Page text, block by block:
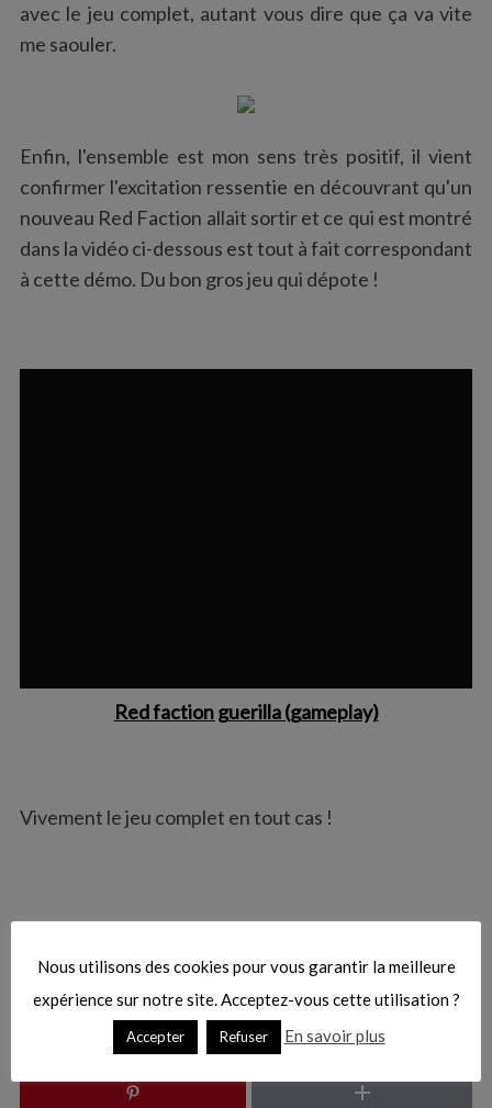
avec le jeu complet, autant vous dire que ça va vite
me saouler.
Enfin, l'ensemble est mon sens très positif, il vient
confirmer l'excitation ressentie en découvrant qu'un
nouveau Red Faction allait sortir et ce qui est montré
dans la vidéo ci-dessous est tout à fait correspondant
à cette démo. Du bon gros jeu qui dépote !
Red faction guerilla (gameplay)
Vivement le jeu complet en tout cas !
Nous utilisons des cookies pour vous garantir la meilleure
expérience sur notre site. Acceptez-vous cette utilisation ?
Accepter Refuser En savoir plus